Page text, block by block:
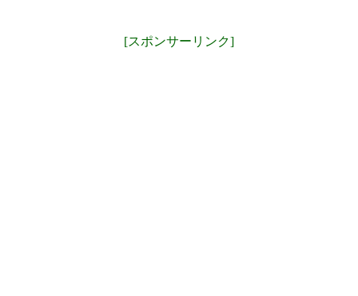
[スポンサーリンク]